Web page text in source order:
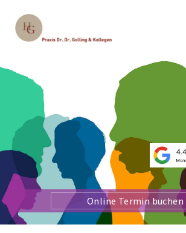
Online Termin buchen